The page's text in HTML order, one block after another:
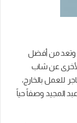
وتعد من أفضل
الأخرى عن شاب
للعمل بالخارج،
المجيد وصفاً حياً